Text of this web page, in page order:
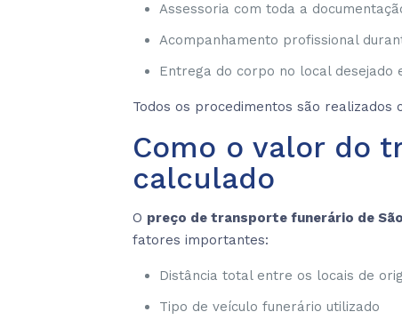
Assessoria com toda a
Acompanhamento profissional
Entrega do corpo no local desejado
Todos os procedimentos são realizados
Como o valor do
calculado
O preço de transporte funerário de
fatores importantes:
Distância total entre os locais de
Tipo de veículo funerário utilizado